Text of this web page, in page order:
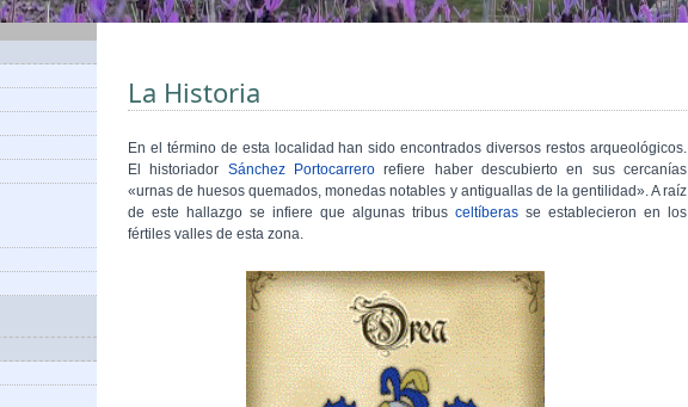
La Historia
En el término de esta localidad han sido encontrados diversos restos arqueológicos.
El historiador Sánchez Portocarrero refiere haber descubierto en sus cercanías
«urnas de huesos quemados, monedas notables y antiguallas de la gentilidad». A raíz
de este hallazgo se infiere que algunas tribus celtíberas se establecieron en los
fértiles valles de esta zona.​